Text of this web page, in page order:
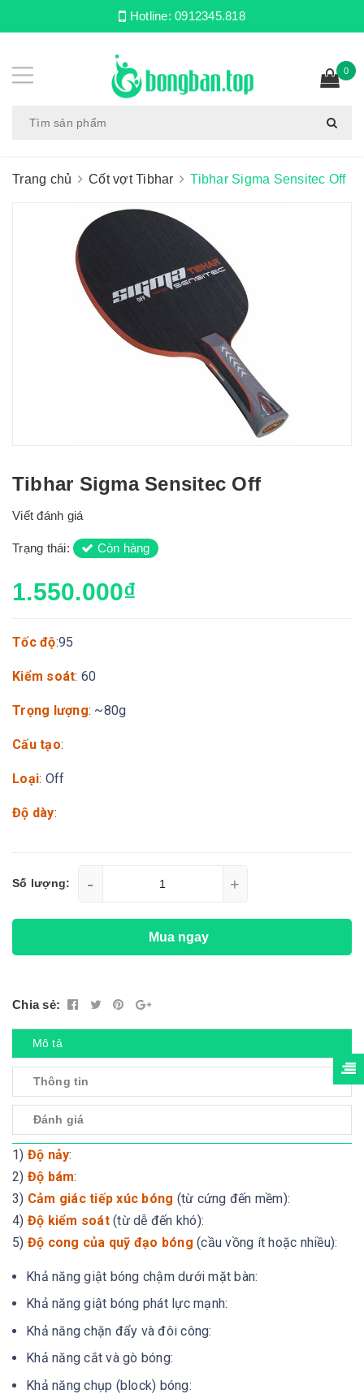
Hotline: 0912345.818
0
Trang chủ Cốt vợt Tibhar Tibhar Sigma Sensitec Off
Tibhar Sigma Sensitec Off
Viết đánh giá
Trạng thái: Còn hàng
1.550.000₫
Tốc độ:95
Kiểm soát: 60
Trọng lượng: ~80g
Cấu tạo:
Loại: Off
Độ dày:
Số lượng: - +
Mua ngay
Chia sẻ:
Mô tả
Thông tin
Đánh giá
1) Độ nảy:
2) Độ bám:
3) Cảm giác tiếp xúc bóng (từ cứng đến mềm):
4) Độ kiểm soát(từ dễ đến khó):
5) Độ cong của quỹ đạo bóng (cầu vồng ít hoặc nhiều):
Khả năng giật bóng chậm dưới mặt bàn:
Khả năng giật bóng phát lực mạnh:
Khả năng chặn đẩy và đôi công:
Khả năng cắt và gò bóng:
Khả năng chụp (block) bóng: